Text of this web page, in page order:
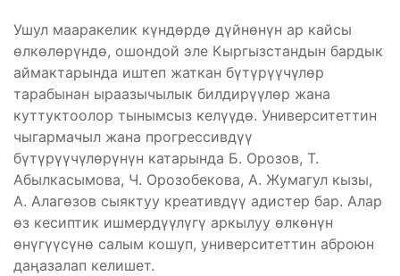
Ушул мааракелик күндөрдө дүйнөнүн ар кайсы
өлкөлөрүндө, ошондой эле Кыргызстандын бардык
аймактарында иштеп жаткан бүтүрүүчүлөр
тарабынан ыраазычылык билдирүүлөр жана
куттуктоолор тынымсыз келүүдө. Университеттин
чыгармачыл жана прогрессивдүү
бүтүрүүчүлөрүнүн катарында Б. Орозов, Т.
Абылкасымова, Ч. Орозобекова, А. Жумагул кызы,
А. Алагөзов сыяктуу креативдүү адистер бар. Алар
өз кесиптик ишмердүүлүгү аркылуу өлкөнүн
өнүгүүсүнө салым кошуп, университеттин аброюн
даңазалап келишет.